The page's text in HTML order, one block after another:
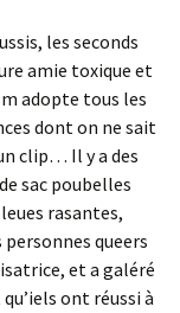
les seconds
amie toxique et
adopte tous les
dont on ne sait
clip… Il y a des
sac poubelles
rasantes,
queers
et a galéré
ont réussi à